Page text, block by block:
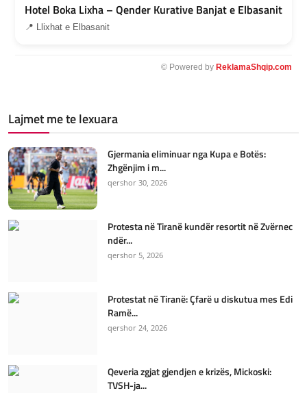
Hotel Boka Lixha – Qender Kurative Banjat e Elbasanit
📍 Llixhat e Elbasanit
© Powered by ReklamaShqip.com
Lajmet me te lexuara
Gjermania eliminuar nga Kupa e Botës:
Zhgënjim i m...
qershor 30, 2026
Protesta në Tiranë kundër resortit në Zvërnec
ndër...
qershor 5, 2026
Protestat në Tiranë: Çfarë u diskutua mes Edi
Ramë...
qershor 24, 2026
Qeveria zgjat gjendjen e krizës, Mickoski:
TVSH-ja...